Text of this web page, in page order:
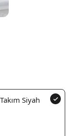
Siyah